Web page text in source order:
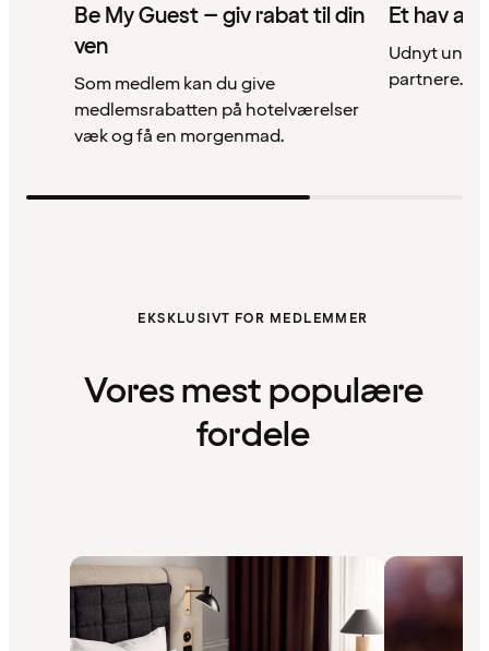
Be My Guest – giv rabat til din
ven
Som medlem kan du give
medlemsrabatten på hotelværelser
væk og få en morgenmad.
Et hav af
Udnyt
partnere.
EKSKLUSIVT FOR MEDLEMMER
Vores mest populære
fordele